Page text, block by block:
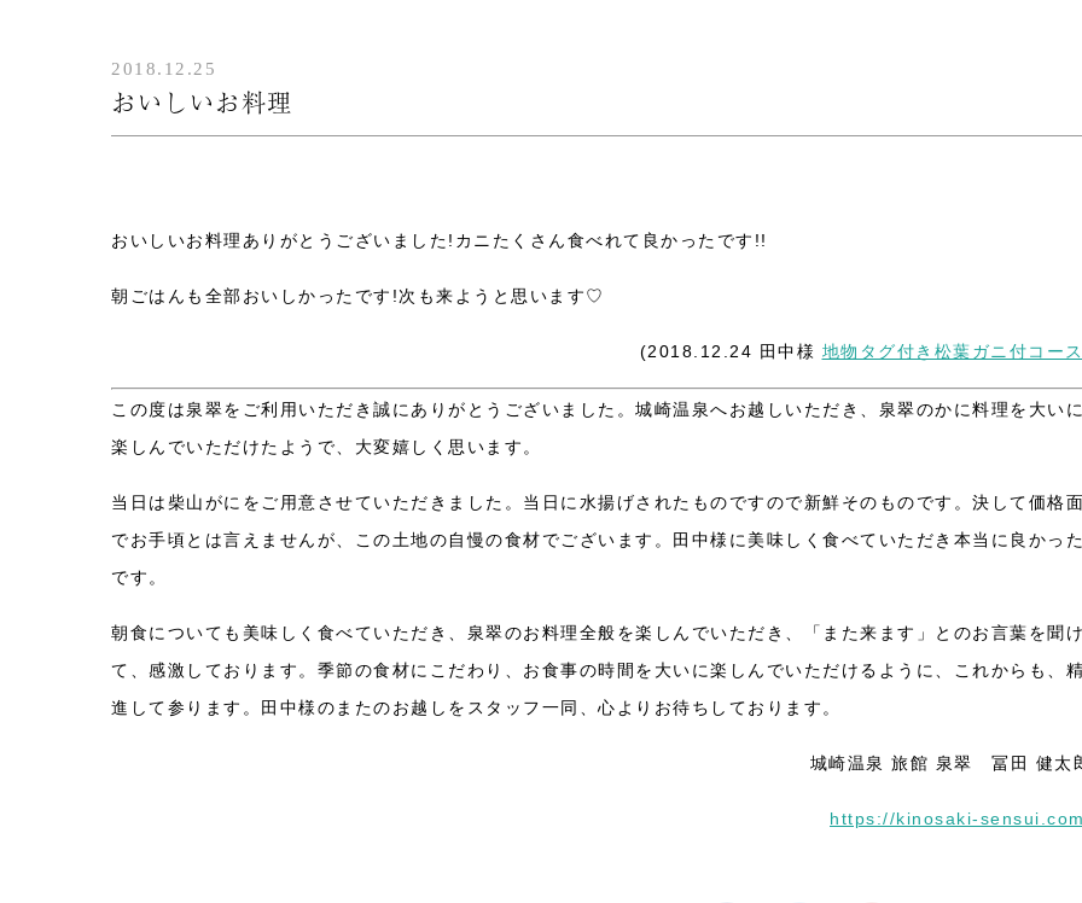
2018.12.25
おいしいお料理
おいしいお料理ありがとうございました!カニたくさん食べれて良かったです!!
朝ごはんも全部おいしかったです!次も来ようと思います♡
(2018.12.24 田中様 地物タグ付き松葉ガニ付コー
この度は泉翠をご利用いただき誠にありがとうございました。 城崎温泉へお越しいただき、泉翠のかに料理を大い
楽しんでいただけたようで、大変嬉しく思います。
当日は柴山がにをご用意させていただきました。当日に水揚げされたものですので新鮮そのものです。決して価格
でお手頃とは言えませんが、この土地の自慢の食材でございます。田中様に美味しく食べていただき本当に良かっ
です。
朝食についても美味しく食べていただき、泉翠のお料理全般を楽しんでいただき、「また来ます」とのお言葉を聞
て、感激しております。季節の食材にこだわり、お食事の時間を大いに楽しんでいただけるように、これからも、
進して参ります。田中様のまたのお越しをスタッフ一同、心よりお待ちしております。
城崎温泉 旅館 泉翠 冨田 健太
https://kinosaki-